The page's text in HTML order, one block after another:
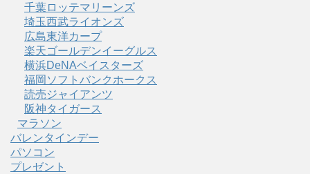
千葉ロッテマリーンズ
埼玉西武ライオンズ
広島東洋カープ
楽天ゴールデンイーグルス
横浜DeNAベイスターズ
福岡ソフトバンクホークス
読売ジャイアンツ
阪神タイガース
マラソン
バレンタインデー
パソコン
プレゼント